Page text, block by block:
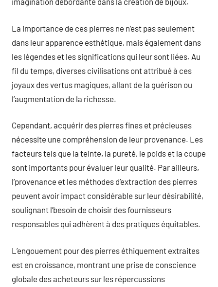
La importance de ces pierres ne n’est pas seulement
dans leur apparence esthétique, mais également dans
les légendes et les significations qui leur sont liées. Au
fil du temps, diverses civilisations ont attribué à ces
joyaux des vertus magiques, allant de la guérison ou
l’augmentation de la richesse.
Cependant, acquérir des pierres fines et précieuses
nécessite une compréhension de leur provenance. Les
facteurs tels que la teinte, la pureté, le poids et la coupe
sont importants pour évaluer leur qualité. Par ailleurs,
l’provenance et les méthodes d’extraction des pierres
peuvent avoir impact considérable sur leur désirabilité,
soulignant l’besoin de choisir des fournisseurs
responsables qui adhèrent à des pratiques équitables.
L’engouement pour des pierres éthiquement extraites
est en croissance, montrant une prise de conscience
globale des acheteurs sur les répercussions